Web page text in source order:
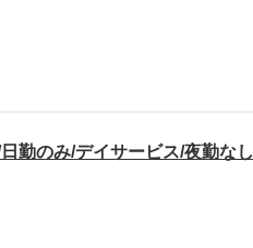
勤のみ/デイサービス/夜勤なし